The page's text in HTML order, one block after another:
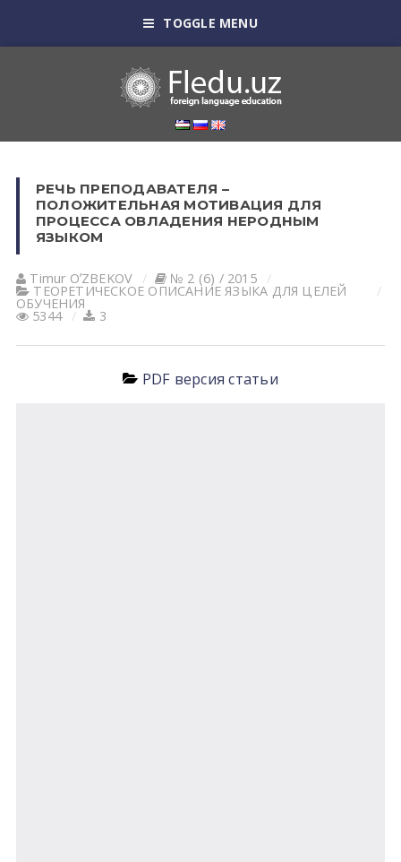
TOGGLE MENU
РЕЧЬ ПРЕПОДАВАТЕЛЯ –
ПОЛОЖИТЕЛЬНАЯ МОТИВАЦИЯ ДЛЯ
ПРОЦЕССА ОВЛАДЕНИЯ НЕРОДНЫМ
ЯЗЫКОМ
Timur OʼZBEKOV № 2 (6) / 2015
ТЕОРЕТИЧЕСКОЕ ОПИСАНИЕ ЯЗЫКА ДЛЯ ЦЕЛЕЙ
ОБУЧЕНИЯ
5344 3
PDF версия статьи